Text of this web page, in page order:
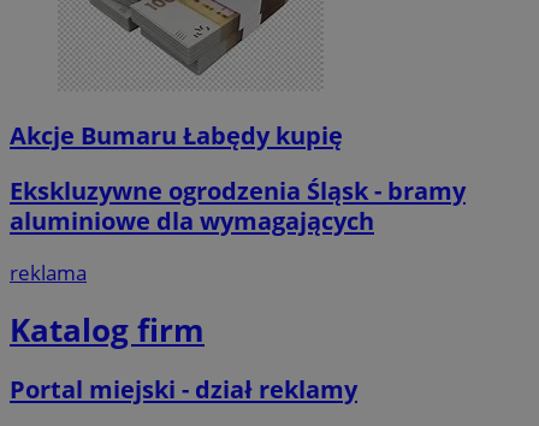
Akcje Bumaru Łabędy kupię
Ekskluzywne ogrodzenia Śląsk - bramy
aluminiowe dla wymagających
reklama
Katalog firm
Portal miejski - dział reklamy